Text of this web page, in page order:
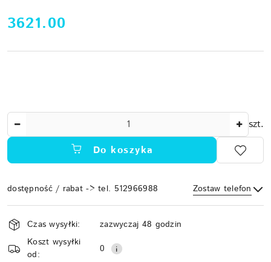
cena:
3621.00
szt.
Do koszyka
dostępność / rabat -> tel. 512966988 Zostaw telefon
Wyślij
Dostępność
i
dostawa
Czas wysyłki:
zazwyczaj 48 godzin
Koszt wysyłki
od:
0